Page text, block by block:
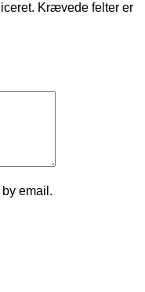
Krævede felter er
email.